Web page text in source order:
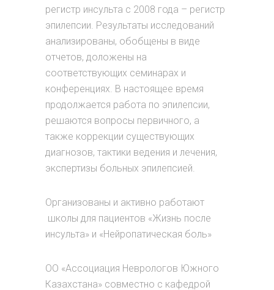
регистр инсульта с 2008 года – регистр
эпилепсии. Результаты исследований
анализированы, обобщены в виде
отчетов, доложены на
соответствующих семинарах и
конференциях. В настоящее время
продолжается работа по эпилепсии,
решаются вопросы первичного, а
также коррекции существующих
диагнозов, тактики ведения и лечения,
экспертизы больных эпилепсией.
Организованы и активно работают
школы для пациентов «Жизнь после
инсульта» и «Нейропатическая боль»
ОО «Ассоциация Неврологов Южного
Казахстана» совместно с кафедрой